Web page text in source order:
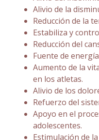
Alivio de la
Reducción de la
Estabiliza y
Reducción del
Fuente de
Aumento de la
en los atletas.
Alivio de los
Refuerzo del
Apoyo en el
adolescentes.
Estimulación de